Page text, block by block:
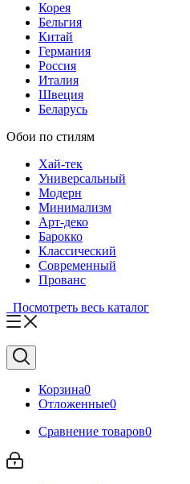
Корея
Бельгия
Китай
Германия
Россия
Италия
Швеция
Беларусь
Обои по стилям
Хай-тек
Универсальный
Модерн
Минимализм
Арт-деко
Барокко
Классический
Современный
Прованс
Посмотреть весь каталог
Корзина0
Отложенные0
Сравнение товаров0